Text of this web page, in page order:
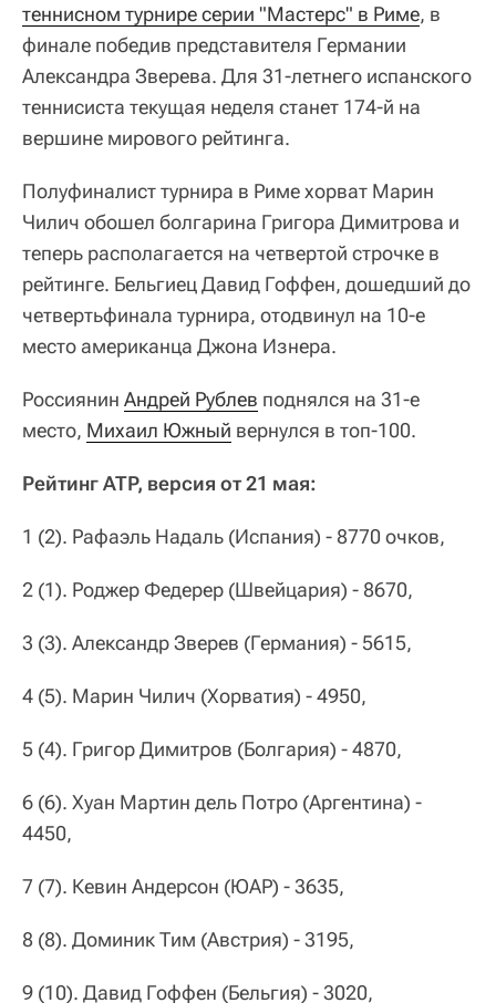
теннисном турнире серии "Мастерс" в Риме, в
финале победив представителя Германии
Александра Зверева. Для 31-летнего испанского
теннисиста текущая неделя станет 174-й на
вершине мирового рейтинга.
Полуфиналист турнира в Риме хорват Марин
Чилич обошел болгарина Григора Димитрова и
теперь располагается на четвертой строчке в
рейтинге. Бельгиец Давид Гоффен, дошедший до
четвертьфинала турнира, отодвинул на 10-е
место американца Джона Изнера.
Россиянин Андрей Рублев поднялся на 31-е
место, Михаил Южный вернулся в топ-100.
Рейтинг ATP, версия от 21 мая:
1 (2). Рафаэль Надаль (Испания) - 8770 очков,
2 (1). Роджер Федерер (Швейцария) - 8670,
3 (3). Александр Зверев (Германия) - 5615,
4 (5). Марин Чилич (Хорватия) - 4950,
5 (4). Григор Димитров (Болгария) - 4870,
6 (6). Хуан Мартин дель Потро (Аргентина) -
4450,
7 (7). Кевин Андерсон (ЮАР) - 3635,
8 (8). Доминик Тим (Австрия) - 3195,
9 (10). Давид Гоффен (Бельгия) - 3020,